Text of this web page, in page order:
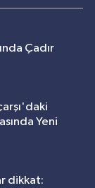
Çadır
Yeni
dikkat: